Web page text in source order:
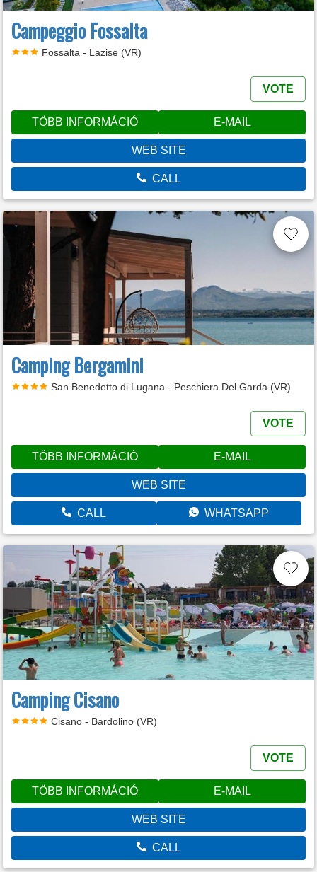
Campeggio Fossalta
Fossalta - Lazise (VR)
VOTE
TÖBB INFORMÁCIÓ E-MAIL
WEB SITE
CALL
Camping Bergamini
San Benedetto di Lugana - Peschiera Del Garda (VR)
VOTE
TÖBB INFORMÁCIÓ E-MAIL
WEB SITE
CALL WHATSAPP
Camping Cisano
Cisano - Bardolino (VR)
VOTE
TÖBB INFORMÁCIÓ E-MAIL
WEB SITE
CALL